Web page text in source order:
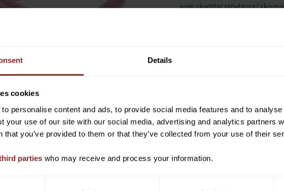
Details
cookies
personalise content and ads, to provide social media features and to
your use of our site with our social media, advertising and analytics partners
that you’ve provided to them or that they’ve collected from your use of their
parties who may receive and process your information.
som skyddar stövlarna/
Säljs i komplett set med
beställning?
*Gäller ej: foder, strö,
redan nedsatta varor